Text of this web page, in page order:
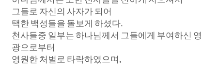
그들로 자신의 사자가 되어
택한 백성들을 돌보게 하셨다.
천사들중 일부는 하나님께서 그들에게 부여하신 영
광으로부터
영원한 처벌로 타락하였으며,